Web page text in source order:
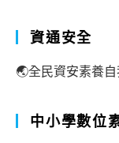
資通安全
🌏全民資安素養
中小學數位